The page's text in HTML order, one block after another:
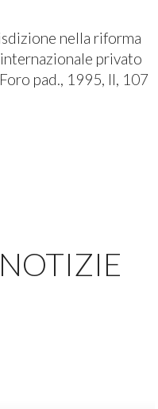
nella riforma
privato
pad., 1995, II, 107